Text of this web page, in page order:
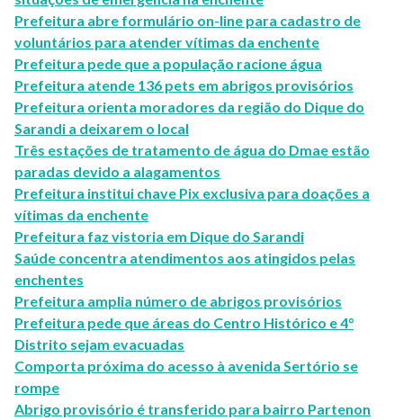
Prefeitura abre formulário on-line para cadastro de
voluntários para atender vítimas da enchente
Prefeitura pede que a população racione água
Prefeitura atende 136 pets em abrigos provisórios
Prefeitura orienta moradores da região do Dique do
Sarandi a deixarem o local
Três estações de tratamento de água do Dmae estão
paradas devido a alagamentos
Prefeitura institui chave Pix exclusiva para doações a
vítimas da enchente
Prefeitura faz vistoria em Dique do Sarandi
Saúde concentra atendimentos aos atingidos pelas
enchentes
Prefeitura amplia número de abrigos provisórios
Prefeitura pede que áreas do Centro Histórico e 4°
Distrito sejam evacuadas
Comporta próxima do acesso à avenida Sertório se
rompe
Abrigo provisório é transferido para bairro Partenon